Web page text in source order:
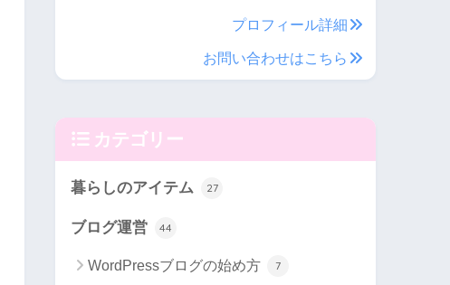
プロフィール詳細
お問い合わせはこちら
カテゴリー
暮らしのアイテム 27
ブログ運営 44
WordPressブログの始め方 7